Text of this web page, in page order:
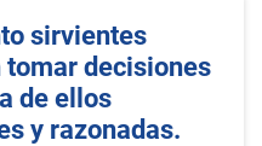
sirvientes
tomar decisiones
de ellos
y razonadas.